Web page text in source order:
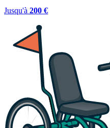
Jusqu'à 200 €